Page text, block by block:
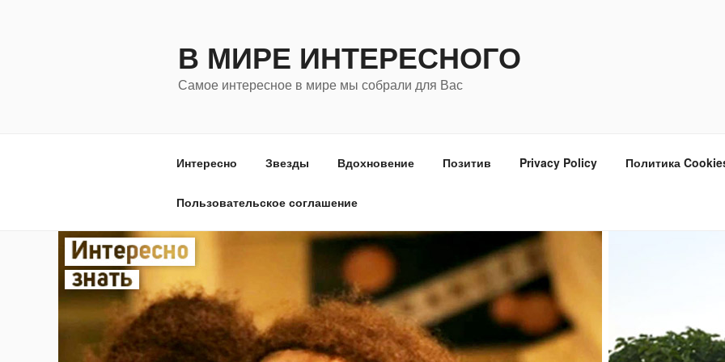
В МИРЕ ИНТЕРЕСНОГО
Самое интересное в мире мы собрали для Вас
Интересно Звезды Вдохновение Позитив Privacy Policy Политика
Пользовательское соглашение